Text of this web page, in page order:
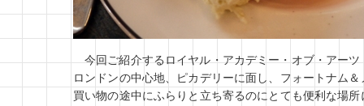
今回ご紹介するロイヤル・アカデミー・オブ・アー
ロンドンの中心地、ピカデリーに面し、フォートナム
買い物の途中にふらりと立ち寄るのにとても便利な場